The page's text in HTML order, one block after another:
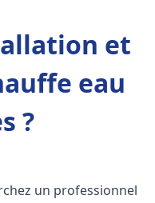
et
eau
?
un professionnel